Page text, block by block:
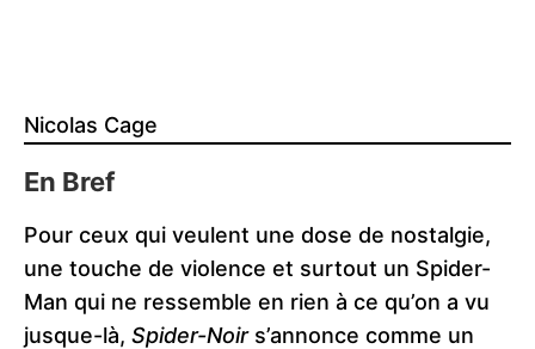
Nicolas Cage
En Bref
Pour ceux qui veulent une dose de nostalgie,
une touche de violence et surtout un Spider-
Man qui ne ressemble en rien à ce qu’on a vu
jusque-là, Spider-Noirs’annonce comme un